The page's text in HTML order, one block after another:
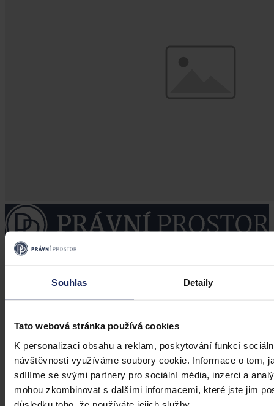
Souhlas Detaily
Tato webová stránka používá cookies
K personalizaci obsahu a reklam, poskytování funkcí
návštěvnosti využíváme soubory cookie. Informace o tom,
sdílíme se svými partnery pro sociální média, inzerci a
mohou zkombinovat s dalšími informacemi, které jste jim
důsledku toho, že používáte jejich služby.
potřebují právní informace.